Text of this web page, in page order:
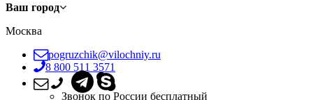
Ваш город
Москва
pogruzchik@vilochniy.ru
8 800 511 3571
Звонок по России бесплатный